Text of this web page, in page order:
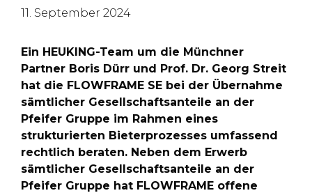
11. September 2024
Ein HEUKING-Team um die Münchner
Partner Boris Dürr und Prof. Dr. Georg Streit
hat die FLOWFRAME SE bei der Übernahme
sämtlicher Gesellschaftsanteile an der
Pfeifer Gruppe im Rahmen eines
strukturierten Bieterprozesses umfassend
rechtlich beraten. Neben dem Erwerb
sämtlicher Gesellschaftsanteile an der
Pfeifer Gruppe hat FLOWFRAME offene